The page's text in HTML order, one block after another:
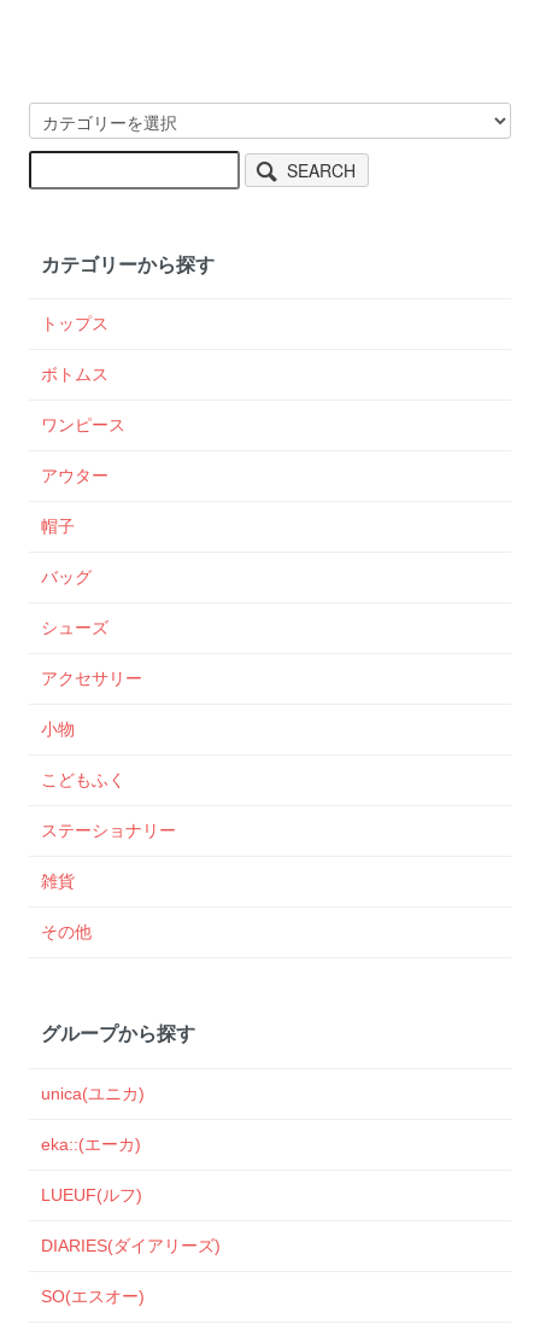
SEARCH
カテゴリーから探す
トップス
ボトムス
ワンピース
アウター
帽子
バッグ
シューズ
アクセサリー
小物
こどもふく
ステーショナリー
雑貨
その他
グループから探す
unica(ユニカ)
eka::(エーカ)
LUEUF(ルフ)
DIARIES(ダイアリーズ)
SO(エスオー)